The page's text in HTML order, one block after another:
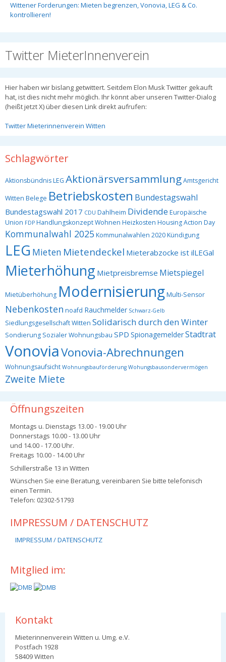
Wittener Forderungen: Mieten begrenzen, Vonovia, LEG & Co.
kontrollieren!
Twitter MieterInnenverein
Hier haben wir bislang getwittert. Seitdem Elon Musk Twitter gekauft
hat, ist dies nicht mehr möglich. Ihr könnt aber unseren Twitter-Dialog
(heißt jetzt X) über diesen Link direkt aufrufen:
Twitter Mieterinnenverein Witten
Schlagwörter
Aktionsbündnis LEG AktionärsversammlungAmtsgericht
Witten Belege Betriebskosten Bundestagswahl
Bundestagswahl 2017 CDU Dahlheim DividendeEuropäische
Union FDP Handlungskonzept Wohnen Heizkosten Housing Action Day
Kommunalwahl 2025 Kommunalwahlen 2020Kündigung
LEG Mieten Mietendeckel Mieterabzocke ist ilLEGal
Mieterhöhung Mietpreisbremse Mietspiegel
Mietüberhöhung ModernisierungMulti-Sensor
Nebenkosten noafd Rauchmelder Schwarz-Gelb
Siedlungsgesellschaft Witten Solidarisch durch den Winter
Sondierung Sozialer Wohnungsbau SPD SpionagemelderStadtrat
VonoviaVonovia-Abrechnungen
Wohnungsaufsicht Wohnungsbauförderung Wohungsbausondervermögen
Zweite Miete
Öffnungszeiten
Montags u. Dienstags 13.00 - 19.00 Uhr
Donnerstags 10.00 - 13.00 Uhr
und 14.00 - 17.00 Uhr.
Freitags 10.00 - 14.00 Uhr
Schillerstraße 13 in Witten
Wünschen Sie eine Beratung, vereinbaren Sie bitte telefonisch
einen Termin.
Telefon: 02302-51793
IMPRESSUM / DATENSCHUTZ
IMPRESSUM / DATENSCHUTZ
Mitglied im:
Kontakt
Mieterinnenverein Witten u. Umg. e.V.
Postfach 1928
58409 Witten